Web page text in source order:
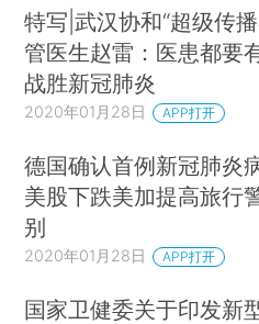
特写|武汉协和“超级传
管医生赵雷：医患都要
战胜新冠肺炎
2020年01月28日 APP打开
德国确认首例新冠肺炎
美股下跌美加提高旅行
别
2020年01月28日 APP打开
国家卫健委关于印发新